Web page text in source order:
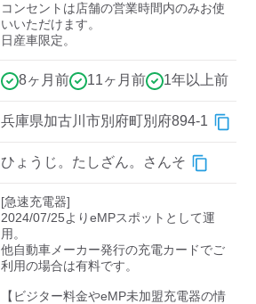
検索する
コンセントは店舗の営業時間内のみお使
いいただけます。
日産車限定。
8ヶ月前 11ヶ月前 1年以上前
兵庫県加古川市別府町別府894-1
ひょうじ。たしざん。さんそ
[急速充電器]
2024/07/25よりeMPスポットとして運
用。
他自動車メーカー発行の充電カードでご
利用の場合は有料です。
【ビジター料金やeMP未加盟充電器の情